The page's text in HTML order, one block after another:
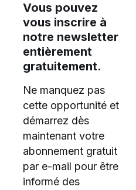
Vous pouvez
vous inscrire à
notre newsletter
entièrement
gratuitement.
Ne manquez pas
cette opportunité et
démarrez dès
maintenant votre
abonnement gratuit
par e-mail pour être
informé des